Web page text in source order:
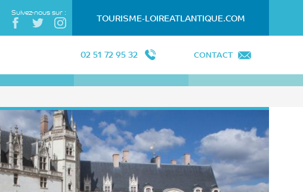
02 51 72 95 32 CONTACT
Suivez-nous sur : TOURISME-LOIREATLANTIQUE.COM